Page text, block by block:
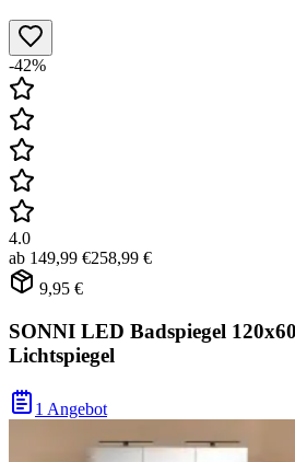
-42%
4.0
ab 149,99 €258,99 €
9,95 €
SONNI LED Badspiegel
Lichtspiegel
1 Angebot